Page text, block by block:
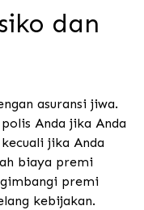
dan
asuransi jiwa.
Anda jika Anda
jika Anda
biaya premi
premi
kebijakan.